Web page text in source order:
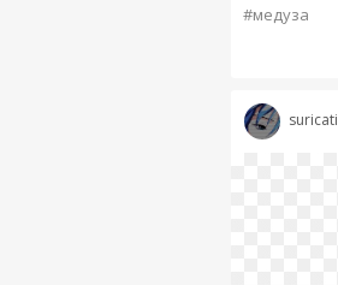
#медуза
suricati